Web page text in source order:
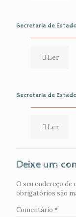
Secretaria de
Ler
Secretaria de
Ler
Deixe um
O seu endereço de
obrigatórios são
Comentário *